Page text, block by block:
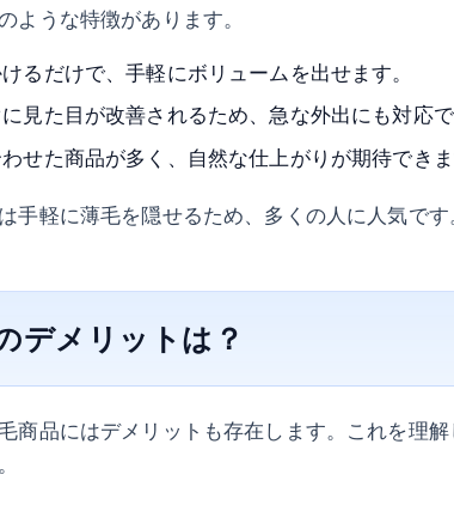
ような特徴があります。
るだけで、手軽にボリュームを出せます。
見た目が改善されるため、急な外出にも対応で
せた商品が多く、自然な仕上がりが期待できま
手軽に薄毛を隠せるため、多くの人に人気です
デメリットは？
商品にはデメリットも存在します。これを理解